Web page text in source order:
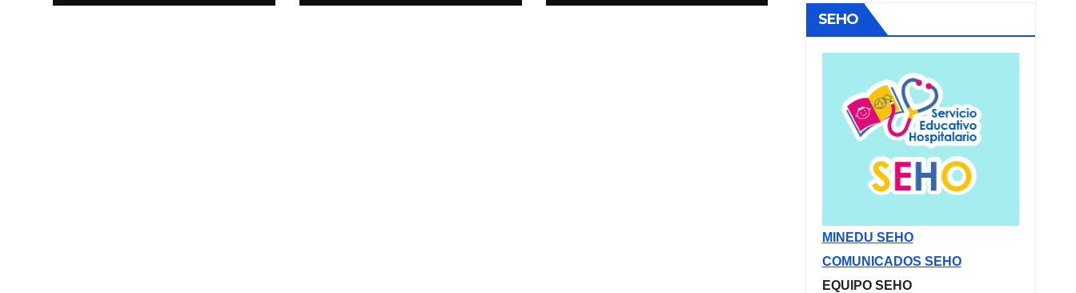
AUXILIARES DE
FLORALES
JUEGOS FLORALES
SEHO
MINEDU SEHO
COMUNICADOS SEHO
EQUIPO SEHO